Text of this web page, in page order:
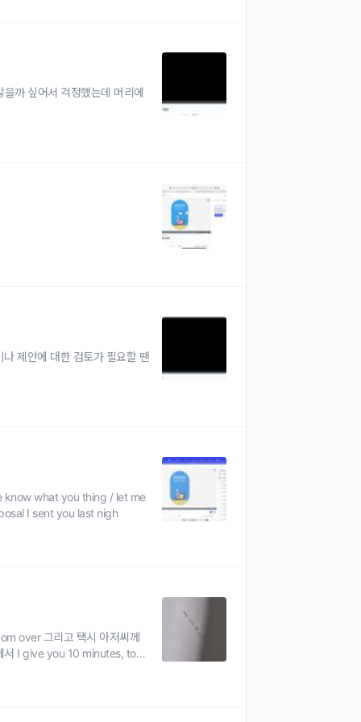
까 싶어서 걱정했는데 머리에
know what you thing / let me
I sent you last nigh
over 그리고 택시 아저씨께
서 I give you 10 minutes, top